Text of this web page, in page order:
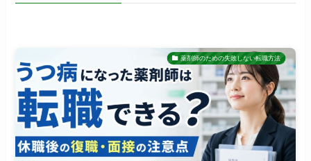
薬剤師のための失敗しない転職方法